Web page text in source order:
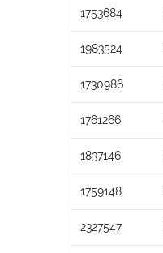
1753684
1983524
1730986
1761266
1837146
1759148
2327547